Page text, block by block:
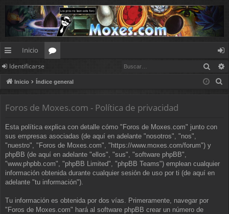
nl
ac
pi
d
os
Inicio
os
de
nt
Identificarse
Inicio Índice general
Foros de Moxes.com - Política de privacidad
Esta política explica con detalle cómo "Foros de Moxes.com" junto con
sus empresas asociadas (de aquí en adelante "nosotros", "nos",
"nuestro", "Foros de Moxes.com", "https://www.moxes.com/forum") y
phpBB (de aquí en adelante "ellos", "sus", "software phpBB",
"www.phpbb.com", "phpBB Limited", "phpBB Teams") emplean cualquier
información obtenida durante cualquier sesión de uso por ti (de aquí en
adelante "tu información").
Tu información es obtenida por dos vías. Primeramente, navegar por
"Foros de Moxes.com" hará al software phpBB crear un número de